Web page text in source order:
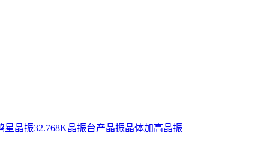
星晶振32.768K晶振台产晶振晶体加高晶振